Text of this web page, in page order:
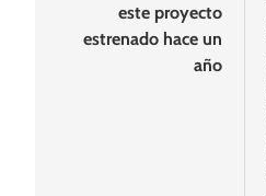
este proyecto
estrenado hace un
año